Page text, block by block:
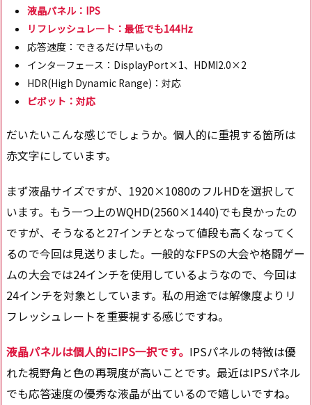
液晶パネル：IPS
リフレッシュレート：最低でも144Hz
応答速度：できるだけ早いもの
インターフェース：DisplayPort×1、HDMI2.0×2
HDR(High Dynamic Range)：対応
ピボット：対応
だいたいこんな感じでしょうか。個人的に重視する箇所は
赤文字にしています。
まず液晶サイズですが、1920×1080のフルHDを選択して
います。もう一つ上のWQHD(2560×1440)でも良かったの
ですが、そうなると27インチとなって値段も高くなってく
るので今回は見送りました。一般的なFPSの大会や格闘ゲー
ムの大会では24インチを使用しているようなので、今回は
24インチを対象としています。私の用途では解像度よりリ
フレッシュレートを重要視する感じですね。
液晶パネルは個人的にIPS一択です。 IPSパネルの特徴は優
れた視野角と色の再現度が高いことです。最近はIPSパネル
でも応答速度の優秀な液晶が出ているので嬉しいですね。